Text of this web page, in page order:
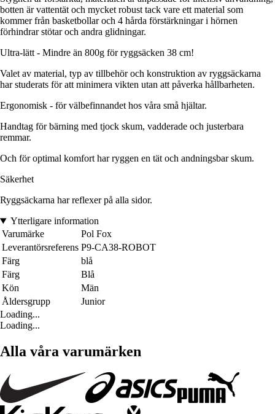
botten är vattentät och mycket robust tack vare ett material som
kommer från basketbollar och 4 hårda förstärkningar i hörnen
förhindrar stötar och andra glidningar.
Ultra-lätt - Mindre än 800g för ryggsäcken 38 cm!
Valet av material, typ av tillbehör och konstruktion av ryggsäckarna
har studerats för att minimera vikten utan att påverka hållbarheten.
Ergonomisk - för välbefinnandet hos våra små hjältar.
Handtag för bärning med tjock skum, vadderade och justerbara
remmar.
Och för optimal komfort har ryggen en tät och andningsbar skum.
Säkerhet
Ryggsäckarna har reflexer på alla sidor.
Ytterligare information
Varumärke
Pol Fox
Leverantörsreferens P9-CA38-ROBOT
Färg
blå
Färg
Blå
Kön
Män
Åldersgrupp
Junior
Loading...
Loading...
Alla våra varumärken